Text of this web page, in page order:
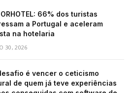
66% dos turistas
a Portugal e aceleram
na hotelaria
30, 2026
é vencer o ceticismo
de quem já teve experiências